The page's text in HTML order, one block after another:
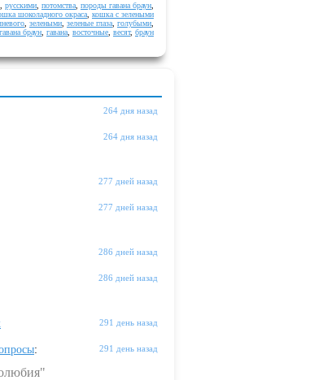
русскими потомства породы гавана браун
шоколадного окраса кошка с зелеными
зелеными зеленые глаза голубыми
гавана браун гавана восточные весят, браун
264 дня назад
264 дня назад
277 дней назад
277 дней назад
286 дней назад
286 дней назад
291 день назад
291 день назад
: